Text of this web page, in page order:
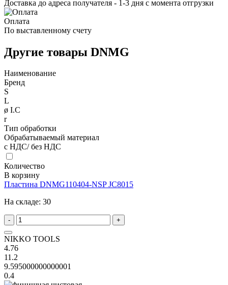
Доставка до адреса получателя - 1-3 дня с момента отгрузки
Оплата
По выставленному счету
Другие товары DNMG
Наименование
Бренд
S
L
ø I.C
r
Тип обработки
Обрабатываемый материал
с НДС/ без НДС
Количество
В корзину
Пластина DNMG110404-NSP JC8015
На складе: 30
- +
NIKKO TOOLS
4.76
11.2
9.595000000000001
0.4